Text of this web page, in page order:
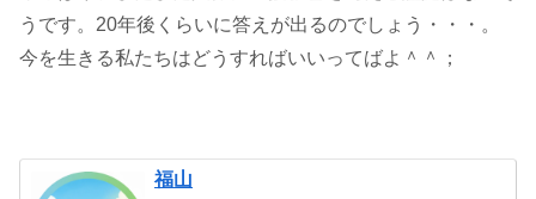
うです。20年後くらいに答えが出るのでしょう・・・。
今を生きる私たちはどうすればいいってばよ＾＾；
福山